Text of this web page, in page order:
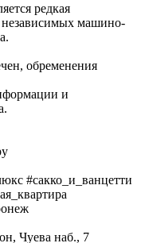
редкая
независимых машино-
обременения
и
#сакко_и_ванцетти